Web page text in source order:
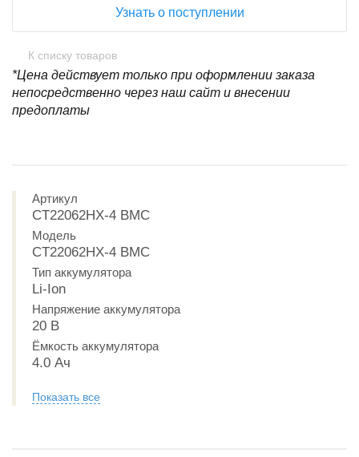
Узнать о поступлении
К списку товаров
*Цена действует только при оформлении заказа
непосредственно через наш сайт и внесении
предоплаты
Артикул
CT22062HX-4 BMC
Модель
CT22062HX-4 BMC
Тип аккумулятора
Li-Ion
Напряжение аккумулятора
20 В
Ёмкость аккумулятора
4.0 Ач
Показать все